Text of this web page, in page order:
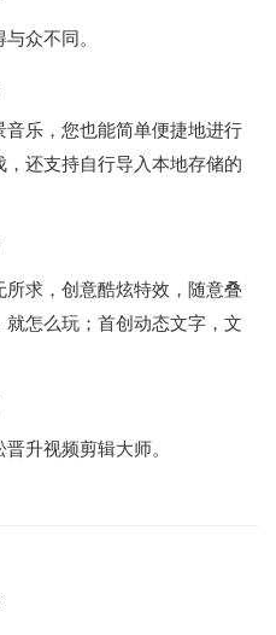
众不同。
乐，您也能简单便捷地进行
还支持自行导入本地存储的
求，创意酷炫特效，随意叠
怎么玩；首创动态文字，文
升视频剪辑大师。